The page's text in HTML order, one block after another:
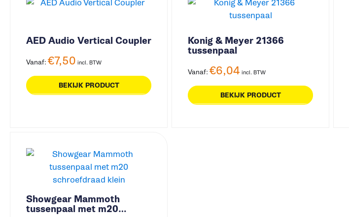
AED Audio Vertical Coupler
Vanaf: €7,50 incl. BTW
BEKIJK PRODUCT
Konig & Meyer 21366
tussenpaal
Vanaf: €6,04 incl. BTW
BEKIJK PRODUCT
Showgear Mammoth
tussenpaal met m20